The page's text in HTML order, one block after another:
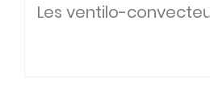
Les ventilo-